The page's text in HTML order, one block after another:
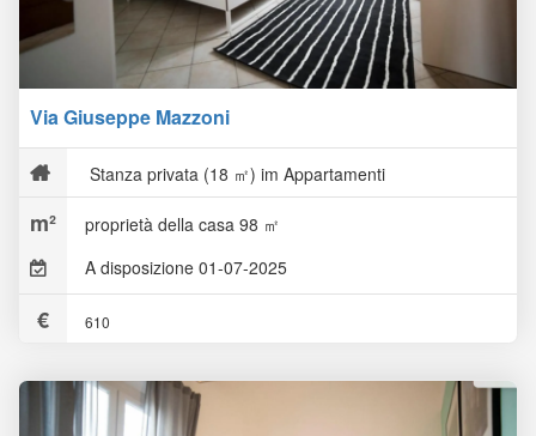
Via Giuseppe Mazzoni
Stanza privata (18 ㎡) im Appartamenti
proprietà della casa 98 ㎡
A disposizione 01-07-2025
610